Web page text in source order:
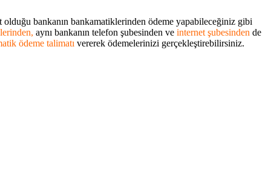
olduğu bankanın bankamatiklerinden ödeme yapabileceğiniz gibi
aynı bankanın telefon şubesinden ve internet şubesinden de
ödeme talimatı vererek ödemelerinizi gerçekleştirebilirsiniz.